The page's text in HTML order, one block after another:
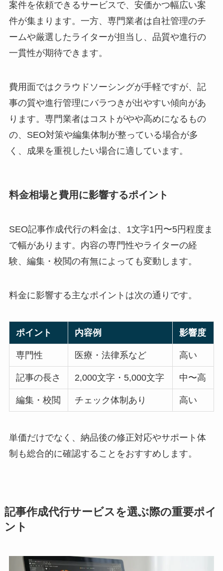
案件を依頼できるサービスで、安価かつ幅広い案
件が集まります。一方、専門業者は自社管理のチ
ームや厳選したライターが担当し、品質や進行の
一貫性が期待できます。
費用面ではクラウドソーシングが手軽ですが、記
事の質や進行管理にバラつきが出やすい傾向があ
ります。専門業者はコストがやや高めになるもの
の、SEO対策や編集体制が整っている場合が多
く、成果を重視したい場合に適しています。
料金相場と費用に影響するポイント
SEO記事作成代行の料金は、1文字1円〜5円程度ま
で幅があります。内容の専門性やライターの経
験、編集・校閲の有無によっても変動します。
料金に影響する主なポイントは次の通りです。
ポイント 内容例 影響度
専門性 医療・法律系など 高い
記事の長さ 2,000文字・5,000文字 中〜高
編集・校閲 チェック体制あり 高い
単価だけでなく、納品後の修正対応やサポート体
制も総合的に確認することをおすすめします。
記事作成代行サービスを選ぶ際の重要ポイ
ント